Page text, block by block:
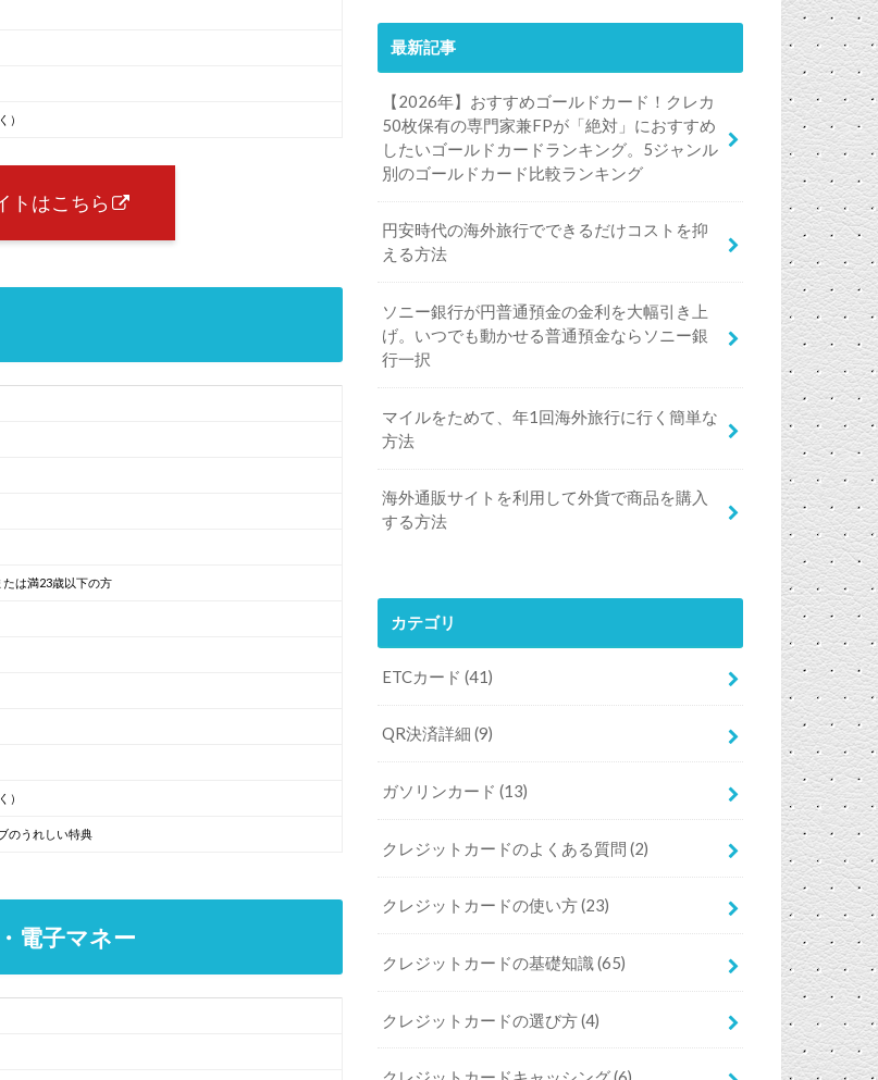
）
トはこちら
は満23歳以下の方
）
のうれしい特典
電子マネー
最新記事
【2026年】おすすめゴールドカード！クレカ
50枚保有の専門家兼FPが「絶対」におすすめ
したいゴールドカードランキング。5ジャンル
別のゴールドカード比較ランキング
円安時代の海外旅行でできるだけコストを抑
える方法
ソニー銀行が円普通預金の金利を大幅引き上
げ。いつでも動かせる普通預金ならソニー銀
行一択
マイルをためて、年1回海外旅行に行く簡単な
方法
海外通販サイトを利用して外貨で商品を購入
する方法
カテゴリ
ETCカード(41)
QR決済詳細(9)
ガソリンカード(13)
クレジットカードのよくある質問(2)
クレジットカードの使い方(23)
クレジットカードの基礎知識(65)
クレジットカードの選び方(4)